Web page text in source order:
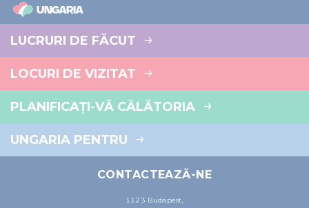
LUCRURI DE FĂCUT
LOCURI DE VIZITAT
PLANIFICAȚI-VĂ CĂLĂTORIA
UNGARIA PENTRU
CONTACTEAZĂ-NE
1123 Budapest,